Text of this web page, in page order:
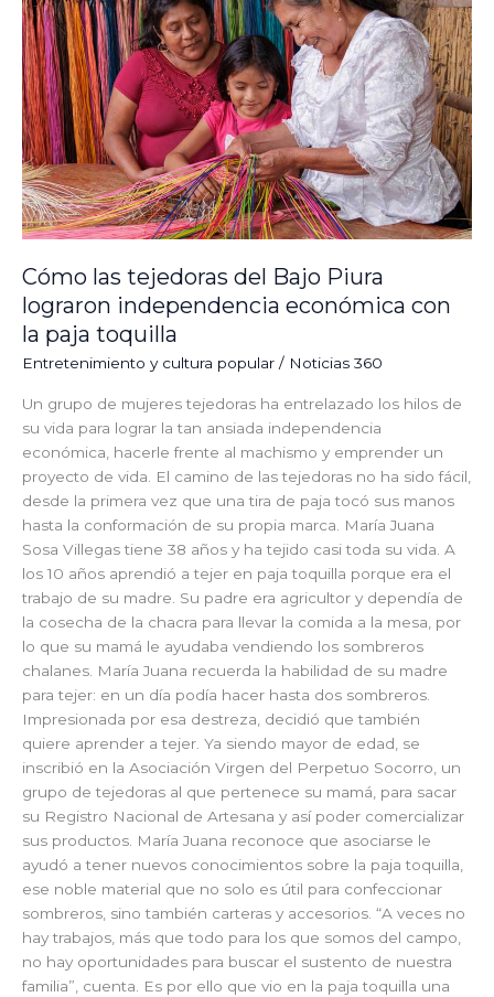
Cómo las tejedoras del Bajo Piura
lograron independencia económica con
la paja toquilla
⁠Entretenimiento y cultura popular / Noticias 360
Un grupo de mujeres tejedoras ha entrelazado los hilos de
su vida para lograr la tan ansiada independencia
económica, hacerle frente al machismo y emprender un
proyecto de vida. El camino de las tejedoras no ha sido fácil,
desde la primera vez que una tira de paja tocó sus manos
hasta la conformación de su propia marca. María Juana
Sosa Villegas tiene 38 años y ha tejido casi toda su vida. A
los 10 años aprendió a tejer en paja toquilla porque era el
trabajo de su madre. Su padre era agricultor y dependía de
la cosecha de la chacra para llevar la comida a la mesa, por
lo que su mamá le ayudaba vendiendo los sombreros
chalanes. María Juana recuerda la habilidad de su madre
para tejer: en un día podía hacer hasta dos sombreros.
Impresionada por esa destreza, decidió que también
quiere aprender a tejer. Ya siendo mayor de edad, se
inscribió en la Asociación Virgen del Perpetuo Socorro, un
grupo de tejedoras al que pertenece su mamá, para sacar
su Registro Nacional de Artesana y así poder comercializar
sus productos. María Juana reconoce que asociarse le
ayudó a tener nuevos conocimientos sobre la paja toquilla,
ese noble material que no solo es útil para confeccionar
sombreros, sino también carteras y accesorios. “A veces no
hay trabajos, más que todo para los que somos del campo,
no hay oportunidades para buscar el sustento de nuestra
familia”, cuenta. Es por ello que vio en la paja toquilla una
del
Bajo
Piura
lograron
independencia
económica
con
la
paja
toquilla